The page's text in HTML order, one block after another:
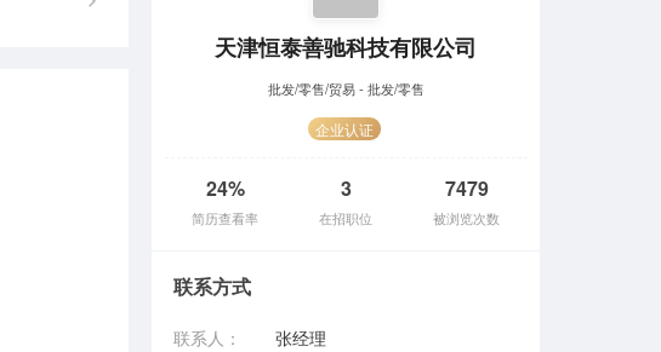
天津恒泰善驰科技有限公司
批发/零售/贸易 - 批发/零售
企业认证
24%
简历查看率
3
在招职位
7479
被浏览次数
联系方式
联系人：
张经理